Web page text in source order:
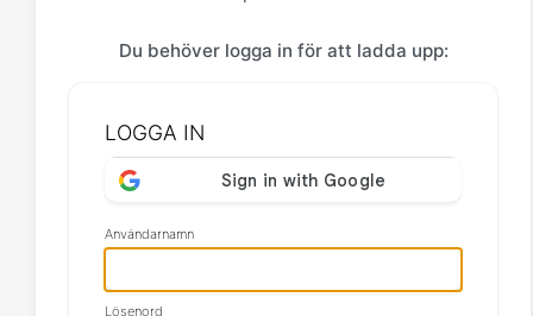
Du behöver logga in för att ladda upp:
LOGGA IN
Användarnamn
Lösenord